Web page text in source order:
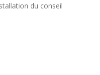
du conseil